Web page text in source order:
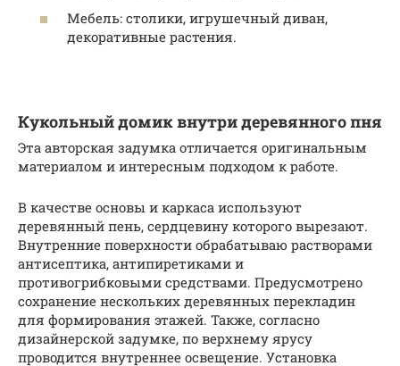
Мебель: столики, игрушечный диван,
декоративные растения.
Кукольный домик внутри деревянного пня
Эта авторская задумка отличается оригинальным
материалом и интересным подходом к работе.
В качестве основы и каркаса используют
деревянный пень, сердцевину которого вырезают.
Внутренние поверхности обрабатываю растворами
антисептика, антипиретиками и
противогрибковыми средствами. Предусмотрено
сохранение нескольких деревянных перекладин
для формирования этажей. Также, согласно
дизайнерской задумке, по верхнему ярусу
проводится внутреннее освещение. Установка